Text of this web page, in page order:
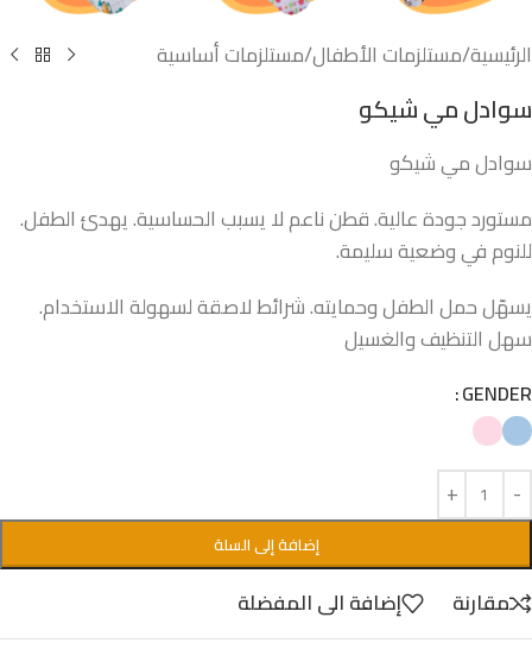
الرئيسية/مستلزمات الأطفال/مستلزمات أساسية
سوادل مي شيكو
سوادل مي شيكو
مستورد جودة عالية. قطن ناعم لا يسبب الحساسية. يهدئ الطفل.
للنوم في وضعية سليمة.
يسهّل حمل الطفل وحمايته. شرائط لاصقة لسهولة الاستخدام.
سهل التنظيف والغسيل
GENDER
إضافة إلى السلة
مقارنة
إضافة الى المفضلة